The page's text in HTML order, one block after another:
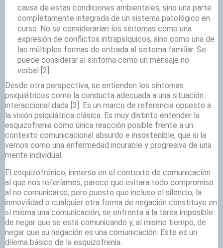
causa de estas condiciones ambientales, sino una parte
completamente integrada de un sistema patológico en
curso. No se considerarían los síntomas como una
expresión de conflictos intrapsíquicos, sino como una de
las múltiples formas de entrada al sistema familiar. Se
puede considerar al síntoma como un mensaje no
verbal [2].
Desde otra perspectiva, se entienden los síntomas
psiquiátricos como la conducta adecuada a una situación
interaccional dada [3]. Es un marco de referencia opuesto a
la visión psiquiátrica clásica. Es muy distinto entender la
esquizofrenia como única reacción posible frente a un
contexto comunicacional absurdo e insostenible, que si la
vemos como una enfermedad incurable y progresiva de una
mente individual.
El esquizofrénico, inmerso en el contexto de comunicación
al que nos referíamos, parece que evitara todo compromiso
al no comunicarse; pero puesto que incluso el silencio, la
inmovilidad o cualquier otra forma de negación constituye en
sí misma una comunicación, se enfrenta a la tarea imposible
de negar que se está comunicando y, al mismo tiempo, de
negar que su negación es una comunicación. Este es un
dilema básico de la esquizofrenia.